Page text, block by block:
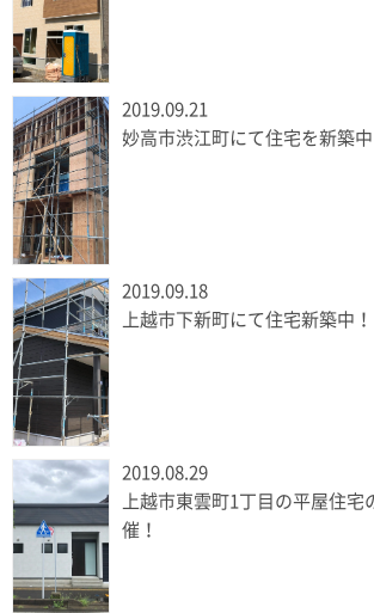
2019.09.21
妙高市渋江町にて住宅を新築中
2019.09.18
上越市下新町にて住宅新築中！
2019.08.29
上越市東雲町1丁目の平屋住宅
催！